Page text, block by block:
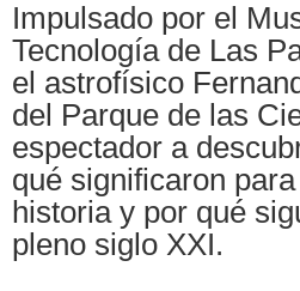
Impulsado por el
Tecnología de Las
el astrofísico
del Parque de las
espectador a
qué significaron
historia y por qué
pleno siglo XXI.